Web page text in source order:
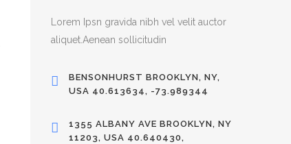
Lorem Ipsn gravida nibh vel velit auctor
aliquet.Aenean sollicitudin
BENSONHURST BROOKLYN, NY,
USA 40.613634, -73.989344
1355 ALBANY AVE BROOKLYN, NY
11203, USA 40.640430,